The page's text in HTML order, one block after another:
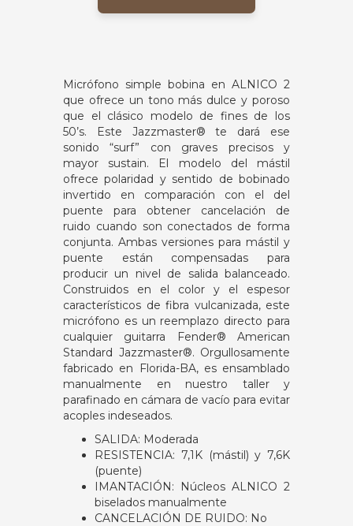
Micrófono simple bobina en ALNICO 2
que ofrece un tono más dulce y poroso
que el clásico modelo de fines de los
50’s. Este Jazzmaster® te dará ese
sonido “surf” con graves precisos y
mayor sustain. El modelo del mástil
ofrece polaridad y sentido de bobinado
invertido en comparación con el del
puente para obtener cancelación de
ruido cuando son conectados de forma
conjunta. Ambas versiones para mástil y
puente están compensadas para
producir un nivel de salida balanceado.
Construidos en el color y el espesor
característicos de fibra vulcanizada, este
micrófono es un reemplazo directo para
cualquier guitarra Fender® American
Standard Jazzmaster®. Orgullosamente
fabricado en Florida-BA, es ensamblado
manualmente en nuestro taller y
parafinado en cámara de vacío para evitar
acoples indeseados.
SALIDA: Moderada
RESISTENCIA: 7,1K (mástil) y 7,6K
(puente)
IMANTACIÓN: Núcleos ALNICO 2
biselados manualmente
CANCELACIÓN DE RUIDO: No